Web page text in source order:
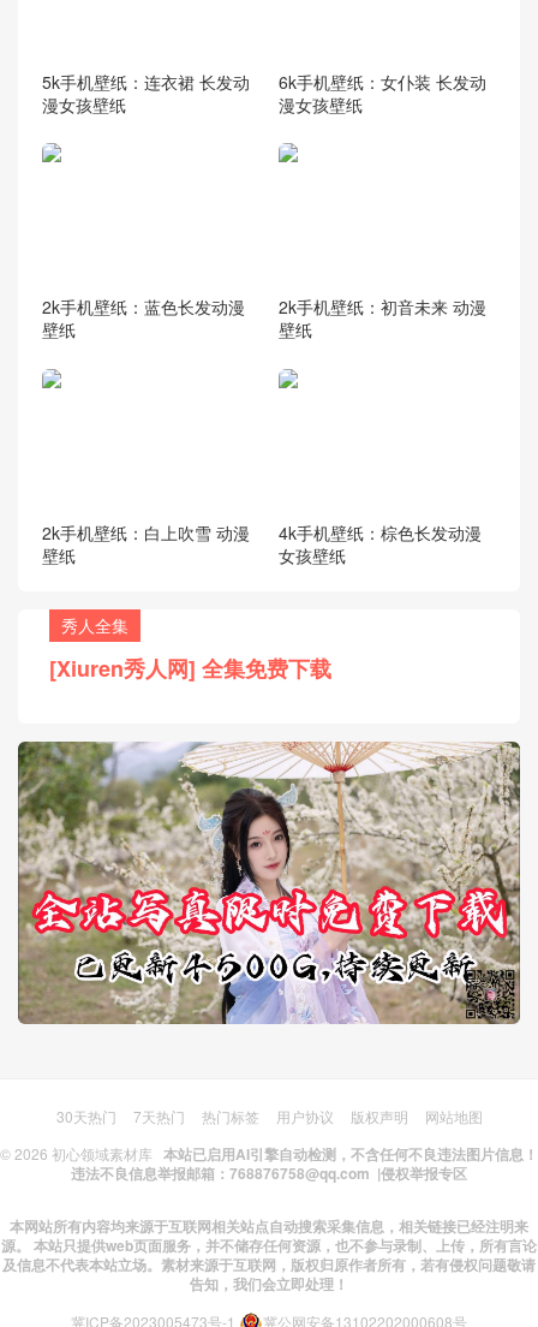
5k手机壁纸：连衣裙 长发动
漫女孩壁纸
6k手机壁纸：女仆装 长发动
漫女孩壁纸
2k手机壁纸：蓝色长发动漫
壁纸
2k手机壁纸：初音未来 动漫
壁纸
2k手机壁纸：白上吹雪 动漫
壁纸
4k手机壁纸：棕色长发动漫
女孩壁纸
秀人全集
[Xiuren秀人网] 全集免费下载
30天热门 7天热门 热门标签 用户协议 版权声明
网站地图
© 2026 初心领域素材库 本站已启用AI引擎自动检测，不含任何不良违法图片信息！
违法不良信息举报邮箱：768876758@qq.com |侵权举报专区
本网站所有内容均来源于互联网相关站点自动搜索采集信息，相关链接已经注明来
源。 本站只提供web页面服务，并不储存任何资源，也不参与录制、上传，所有言论
及信息不代表本站立场。素材来源于互联网，版权归原作者所有，若有侵权问题敬请
告知，我们会立即处理！
冀ICP备2023005473号-1 冀公网安备13102202000608号